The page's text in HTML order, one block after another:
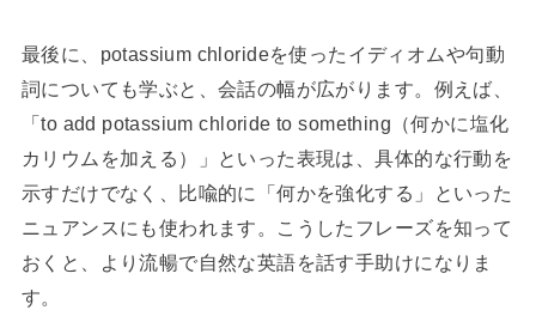
最後に、potassium chlorideを使ったイディオムや句動
詞についても学ぶと、会話の幅が広がります。例えば、
「to add potassium chloride to something（何かに塩化
カリウムを加える）」といった表現は、具体的な行動を
示すだけでなく、比喩的に「何かを強化する」といった
ニュアンスにも使われます。こうしたフレーズを知って
おくと、より流暢で自然な英語を話す手助けになりま
す。